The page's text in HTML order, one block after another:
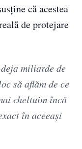
că acestea
de protejare
miliarde de
să aflăm de ce
cheltuim încă
în aceeași